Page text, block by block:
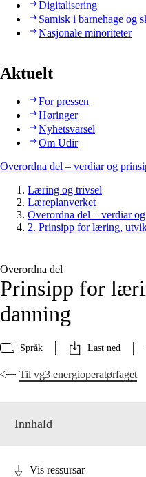
Digitalisering
Samisk i barnehage og
Nasjonale minoriteter
Aktuelt
For pressen
Høringer
Nyhetsvarsel
Om Udir
Overordna del – verdiar og
Læring og trivsel
Læreplanverket
Overordna del – verdiar
2. Prinsipp for læring,
Overordna del
Prinsipp for
danning
Språk Last ned
Til vg3 energioperatørfaget
Innhald
Vis ressursar